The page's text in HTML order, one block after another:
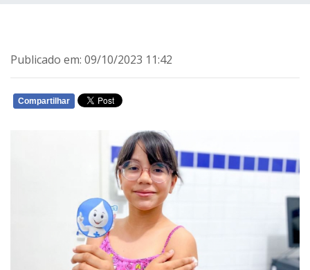
Publicado em: 09/10/2023 11:42
Compartilhar